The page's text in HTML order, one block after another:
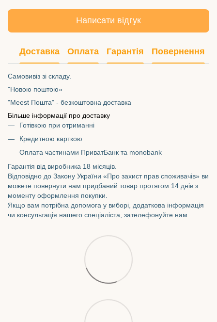
Написати відгук
Доставка Оплата Гарантія Повернення
Самовивіз зі складу.
"Новою поштою»
"Meest Пошта" - безкоштовна доставка
Більше інформації про доставку
Готівкою при отриманні
Кредитною карткою
Оплата частинами ПриватБанк та monobank
Гарантія від виробника 18 місяців.
Відповідно до Закону України «Про захист прав споживачів» ви
можете повернути нам придбаний товар протягом 14 днів з
моменту оформлення покупки.
Якщо вам потрібна допомога у виборі, додаткова інформація
чи консультація нашего спеціаліста, зателефонуйте нам.